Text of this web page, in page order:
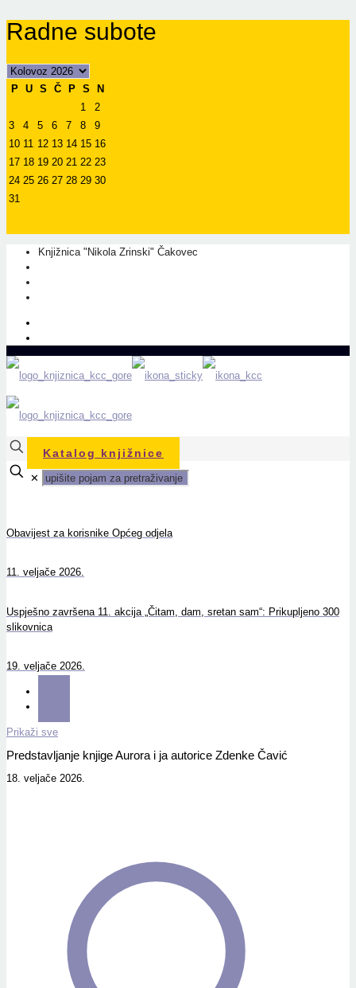
Radne subote
P U S Č P S
N
1
2
3
4 5 6 7 8
9
10 11 12 13 14 15 16
17 18 19 20 21 22 23
24 25 26 27 28 29 30
31
Knjižnica "Nikola Zrinski" Čakovec
Katalog knjižnice
✕
Obavijest za korisnike Općeg odjela
11. veljače 2026.
Uspješno završena 11. akcija „Čitam, dam, sretan sam“: Prikupljeno 300
slikovnica
19. veljače 2026.
Prikaži sve
Predstavljanje knjige Aurora i ja autorice Zdenke Čavić
18. veljače 2026.